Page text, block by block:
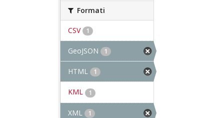
Formati
CSV 1
GeoJSON 1
HTML 1
KML 1
XML 1